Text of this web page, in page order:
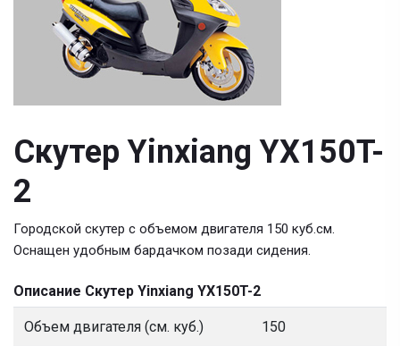
Скутер Yinxiang YX150T-
2
Городской скутер с объемом двигателя 150 куб.см.
Оснащен удобным бардачком позади сидения.
Описание Скутер Yinxiang YX150T-2
Объем двигателя (см. куб.) 150